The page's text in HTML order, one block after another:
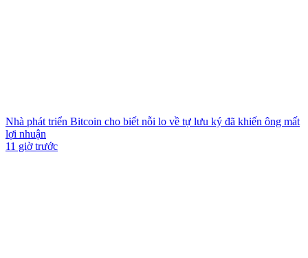
Nhà phát triển Bitcoin cho biết nỗi lo về tự lưu ký đã khiến ông mất
lợi nhuận
11 giờ trước